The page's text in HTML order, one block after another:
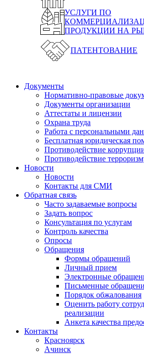
УСЛУГИ ПО
ПРОДУКЦИИ НА
ПАТЕНТОВАНИЕ
Документы
Нормативно-правовые
Документы организации
Аттестаты и лицензии
Охрана труда
Работа с персональными
Бесплатная юридическая
Противодействие
Противодействие
Новости
Новости
Контакты для СМИ
Обратная связь
Часто задаваемые вопросы
Задать вопрос
Консультация по услугам
Контроль качества
Опросы
Обращения
Формы обращений
Личный прием
Электронные
Письменные
Порядок обжалования
Оценить работу
реализации
Анкета качества
Контакты
Красноярск
Ачинск